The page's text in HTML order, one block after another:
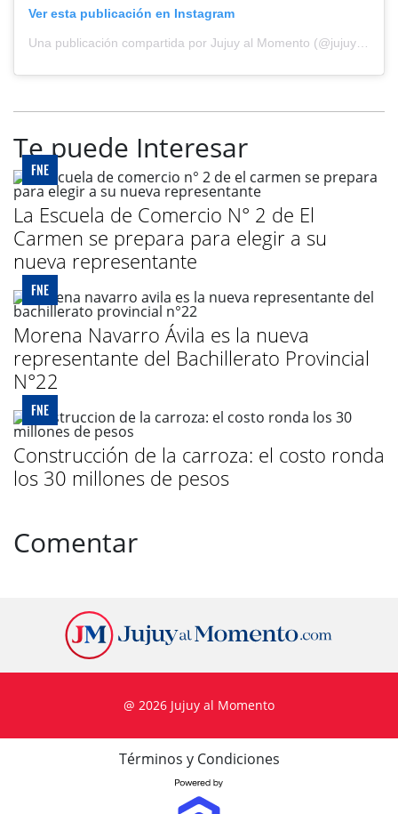
Ver esta publicación en Instagram
Una publicación compartida por Jujuy al Momento (@jujuyalmomento)
Te puede Interesar
FNE
La Escuela de Comercio N° 2 de El
Carmen se prepara para elegir a su
nueva representante
FNE
Morena Navarro Ávila es la nueva
representante del Bachillerato Provincial
N°22
FNE
Construcción de la carroza: el costo ronda
los 30 millones de pesos
Comentar
@ 2026 Jujuy al Momento
Términos y Condiciones